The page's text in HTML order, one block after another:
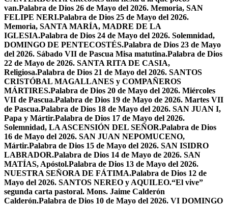
van.Palabra de Dios 26 de Mayo del 2026. Memoria, SAN
FELIPE NERI.Palabra de Dios 25 de Mayo del 2026.
Memoria, SANTA MARÍA, MADRE DE LA
IGLESIA.Palabra de Dios 24 de Mayo del 2026. Solemnidad,
DOMINGO DE PENTECOSTÉS.Palabra de Dios 23 de Mayo
del 2026. Sábado VII de Pascua Misa matutina.Palabra de Dios
22 de Mayo de 2026. SANTA RITA DE CASIA,
Religiosa.Palabra de Dios 21 de Mayo del 2026. SANTOS
CRISTÓBAL MAGALLANES y COMPAÑEROS
MÁRTIRES.Palabra de Dios 20 de Mayo del 2026. Miércoles
VII de Pascua.Palabra de Dios 19 de Mayo de 2026. Martes VII
de Pascua.Palabra de Dios 18 de Mayo del 2026. SAN JUAN I,
Papa y Mártir.Palabra de Dios 17 de Mayo del 2026.
Solemnidad, LA ASCENSIÓN DEL SEÑOR.Palabra de Dios
16 de Mayo del 2026. SAN JUAN NEPOMUCENO,
Mártir.Palabra de Dios 15 de Mayo del 2026. SAN ISIDRO
LABRADOR.Palabra de Dios 14 de Mayo de 2026. SAN
MATÍAS, Apóstol.Palabra de Dios 13 de Mayo del 2026.
NUESTRA SEÑORA DE FÁTIMA.Palabra de Dios 12 de
Mayo del 2026. SANTOS NEREO y AQUILEO.“El vive”
segunda carta pastoral. Mons. Jaime Calderón
Calderón.Palabra de Dios 10 de Mayo del 2026. VI DOMINGO